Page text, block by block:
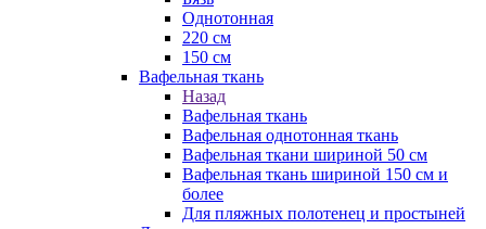
Однотонная
220 см
150 см
Вафельная ткань
Назад
Вафельная ткань
Вафельная однотонная ткань
Вафельная ткани шириной 50 см
Вафельная ткань шириной 150 см и
более
Для пляжных полотенец и простыней